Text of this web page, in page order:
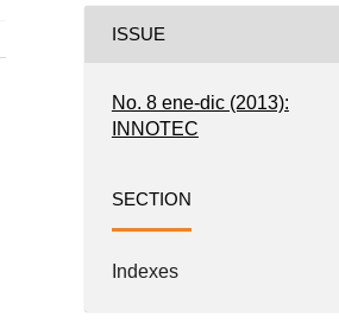
ISSUE
No. 8 ene-dic (2013):
INNOTEC
SECTION
Indexes